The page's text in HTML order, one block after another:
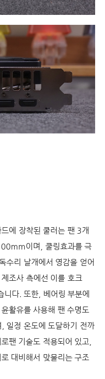
에 장착된 쿨러는 팬 3개
이며, 쿨링효과를 극
수리 날개에서 영감을 얻어
조사 측에선 이를 호크
다. 또한, 베어링 부분에
활유를 사용해 팬 수명도
일정 온도에 도달하기 전까
팬 기술도 적용되어 있고,
대비해서 맞물리는 구조